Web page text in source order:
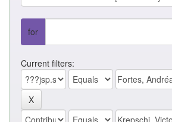
for
Current filters: